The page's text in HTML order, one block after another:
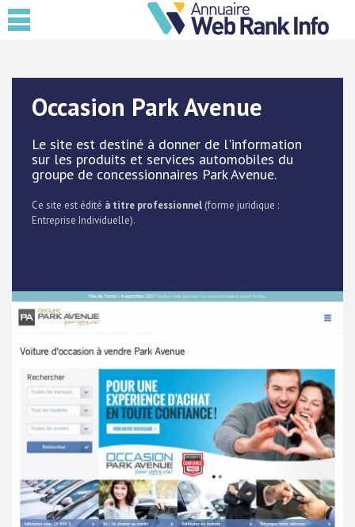
Occasion Park Avenue
Le site est destiné à donner de l'information
sur les produits et services automobiles du
groupe de concessionnaires Park Avenue.
Ce site est édité à titre professionnel (forme juridique :
Entreprise Individuelle).